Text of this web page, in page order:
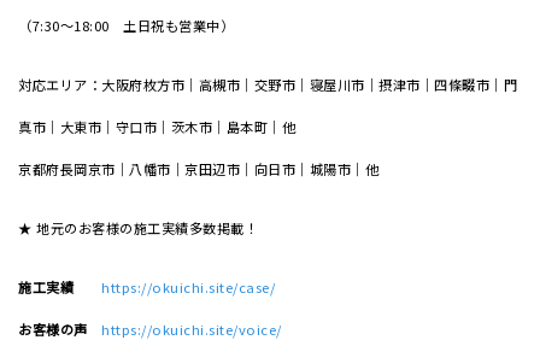
（7:30～18:00 土日祝も営業中）
対応エリア：大阪府枚方市｜高槻市｜交野市｜寝屋川市｜摂津市｜四條畷市｜門
真市｜大東市｜守口市｜茨木市｜島本町｜他
京都府長岡京市｜八幡市｜京田辺市｜向日市｜城陽市｜他
★ 地元のお客様の施工実績多数掲載！
施工実績 https://okuichi.site/case/
お客様の声 https://okuichi.site/voice/